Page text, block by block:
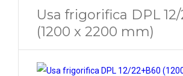
Usa frigorifica DPL
(1200 x 2200 mm)